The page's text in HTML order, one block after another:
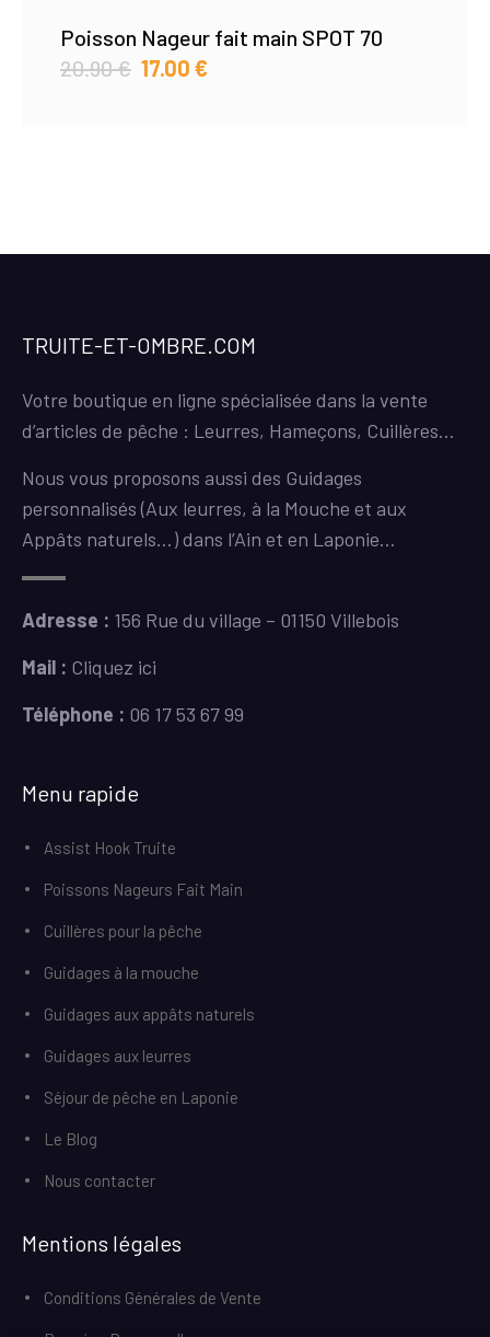
Poisson Nageur fait main SPOT 70
20.90€ 17.00 €
TRUITE-ET-OMBRE.COM
Votre boutique en ligne spécialisée dans la vente
d’articles de pêche : Leurres, Hameçons, Cuillères…
Nous vous proposons aussi des Guidages
personnalisés (Aux leurres, à la Mouche et aux
Appâts naturels…) dans l’Ain et en Laponie…
Adresse : 156 Rue du village – 01150 Villebois
Mail : Cliquez ici
Téléphone : 06 17 53 67 99
Menu rapide
Assist Hook Truite
Poissons Nageurs Fait Main
Cuillères pour la pêche
Guidages à la mouche
Guidages aux appâts naturels
Guidages aux leurres
Séjour de pêche en Laponie
Le Blog
Nous contacter
Mentions légales
Conditions Générales de Vente